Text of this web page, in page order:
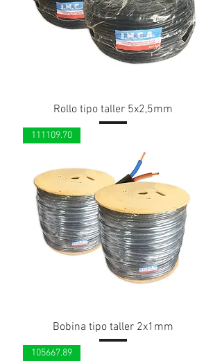
Rollo tipo taller 5x2,5mm
111109.70
Bobina tipo taller 2x1mm
105667.89